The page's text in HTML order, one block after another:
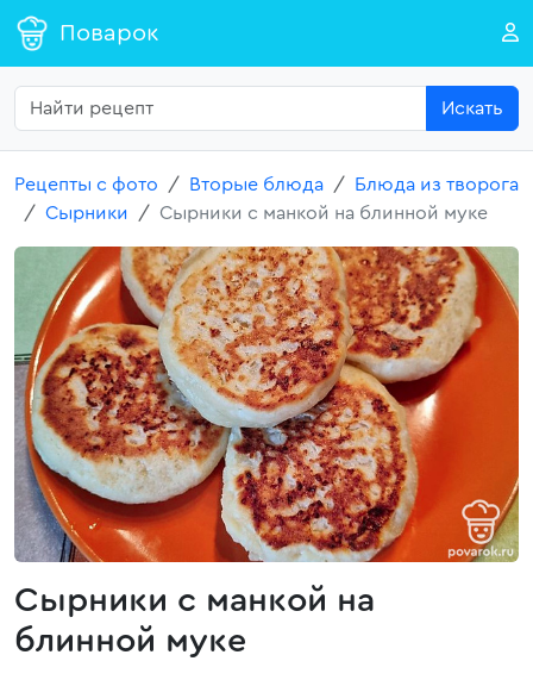
Поварок
Искать
Рецепты с фото Вторые блюда
Блюда из творога
Сырники
Сырники с манкой на блинной муке
Сырники с манкой на
блинной муке